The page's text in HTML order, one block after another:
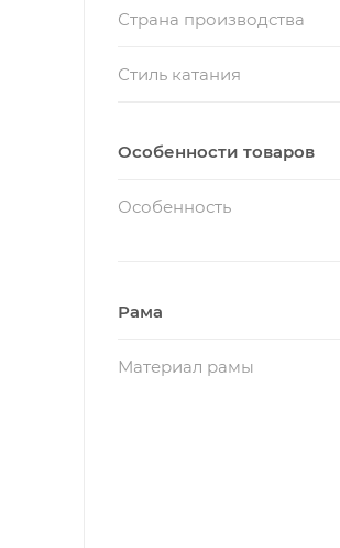
Страна производства
Стиль катания
Особенности товаров
Особенность
Рама
Материал рамы